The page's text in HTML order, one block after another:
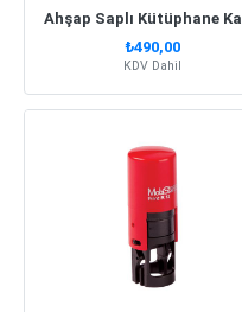
₺490,00
KDV Dahil